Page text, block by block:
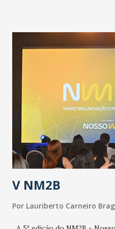
população suspeita e de
públicos e domiciliares. “Nós
epidemia comum, como
aumento de casos de
de uma epidemia com um
contaminação maior que
secretário. Segundo ele, é
contaminação alta, podendo
população e ao sistema de
estratificação do risco da
V NM2B
Por Lauriberto Carneiro